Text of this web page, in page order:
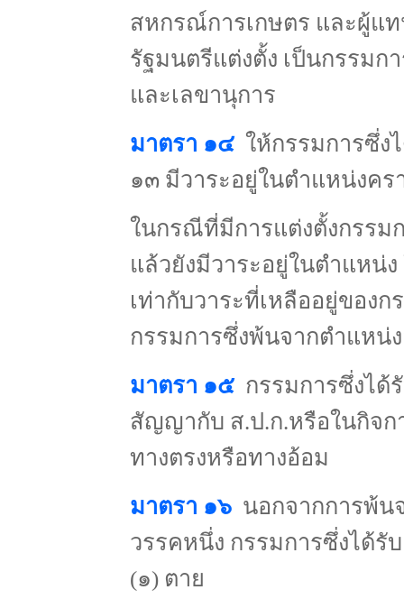
สหกรณ์การเกษตร และผู้แ
รัฐมนตรีแต่งตั้ง เป็นกรรมก
และเลขานุการ
มาตรา ๑๔ ให้กรรมการซึ่ง
๑๓ มีวาระอยู่ในตำแหน่งคร
ในกรณีที่มีการแต่งตั้งกรรม
แล้วยังมีวาระอยู่ในตำแหน่
เท่ากับวาระที่เหลืออยู่ของ
กรรมการซึ่งพ้นจากตำแหน่
มาตรา ๑๕กรรมการซึ่งได้รั
สัญญากับ ส.ป.ก.หรือในกิจก
ทางตรงหรือทางอ้อม
มาตรา ๑๖นอกจากการพ้น
วรรคหนึ่ง กรรมการซึ่งได้รั
(๑) ตาย